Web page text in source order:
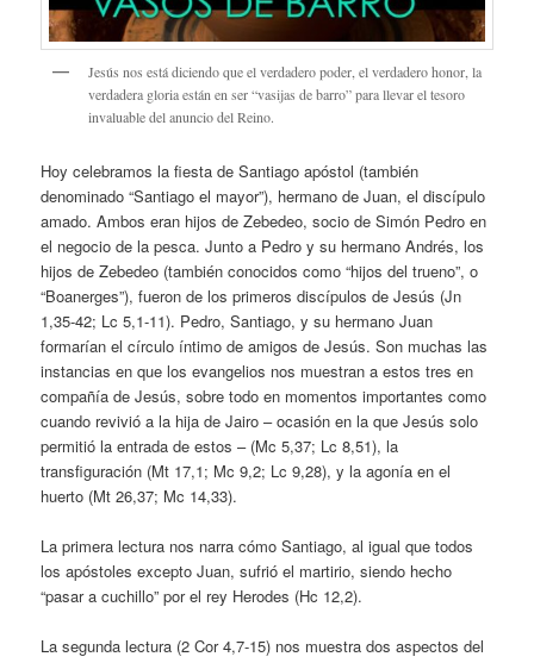
Jesús nos está diciendo que el verdadero poder, el verdadero honor, la
verdadera gloria están en ser “vasijas de barro” para llevar el tesoro
invaluable del anuncio del Reino.
Hoy celebramos la fiesta de Santiago apóstol (también
denominado “Santiago el mayor”), hermano de Juan, el discípulo
amado. Ambos eran hijos de Zebedeo, socio de Simón Pedro en
el negocio de la pesca. Junto a Pedro y su hermano Andrés, los
hijos de Zebedeo (también conocidos como “hijos del trueno”, o
“Boanerges”), fueron de los primeros discípulos de Jesús (Jn
1,35-42; Lc 5,1-11). Pedro, Santiago, y su hermano Juan
formarían el círculo íntimo de amigos de Jesús. Son muchas las
instancias en que los evangelios nos muestran a estos tres en
compañía de Jesús, sobre todo en momentos importantes como
cuando revivió a la hija de Jairo – ocasión en la que Jesús solo
permitió la entrada de estos – (Mc 5,37; Lc 8,51), la
transfiguración (Mt 17,1; Mc 9,2; Lc 9,28), y la agonía en el
huerto (Mt 26,37; Mc 14,33).
La primera lectura nos narra cómo Santiago, al igual que todos
los apóstoles excepto Juan, sufrió el martirio, siendo hecho
“pasar a cuchillo” por el rey Herodes (Hc 12,2).
La segunda lectura (2 Cor 4,7-15) nos muestra dos aspectos del